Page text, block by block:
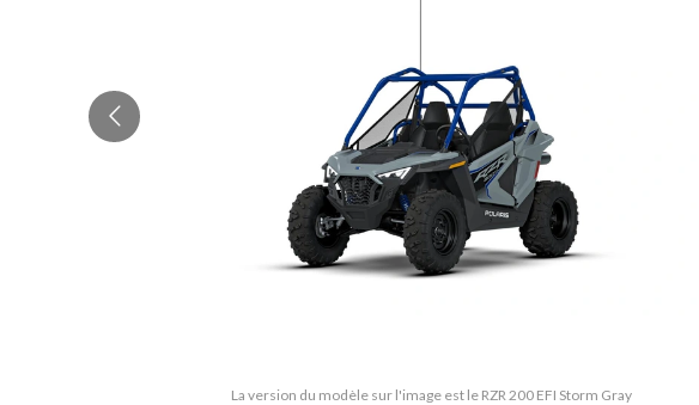
La version du modèle sur l'image est le RZR 200 EFI Storm Gray